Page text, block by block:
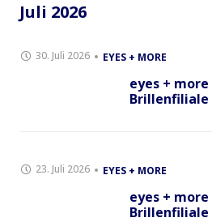
Juli 2026
30. Juli 2026 EYES + MORE
eyes +
Brillenfiliale
23. Juli 2026 EYES + MORE
eyes +